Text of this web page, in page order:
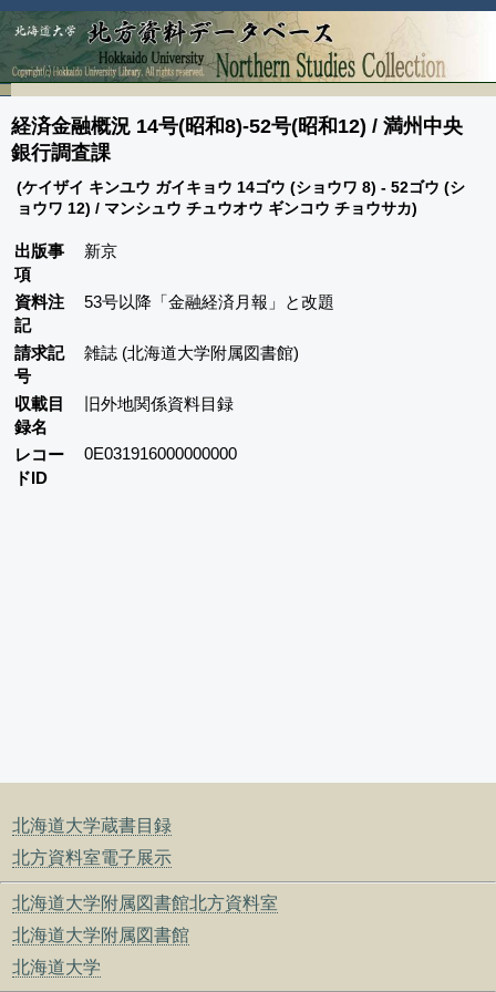
北海道大学蔵書目録
北方資料室電子展示
北海道大学附属図書館北方資料室
北海道大学附属図書館
北海道大学
経済金融概況 14号(昭和8)-52号(昭和12) / 満州中央
銀行調査課
(ケイザイ キンユウ ガイキョウ 14ゴウ (ショウワ 8) - 52ゴウ (シ
ョウワ 12) / マンシュウ チュウオウ ギンコウ チョウサカ)
出版事
項
新京
資料注
記
53号以降「金融経済月報」と改題
請求記
号
雑誌 (北海道大学附属図書館)
収載目
録名
旧外地関係資料目録
レコー
ドID
0E031916000000000